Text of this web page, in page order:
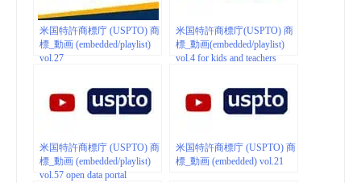
米国特許商標庁 (USPTO) 商
標_動画 (embedded/playlist)
vol.27
米国特許商標庁(USPTO) 商
標_動画(embedded/playlist)
vol.4 for kids and teachers
米国特許商標庁 (USPTO) 商
標_動画 (embedded/playlist)
vol.57 open data portal
米国特許商標庁 (USPTO) 商
標_動画 (embedded) vol.21